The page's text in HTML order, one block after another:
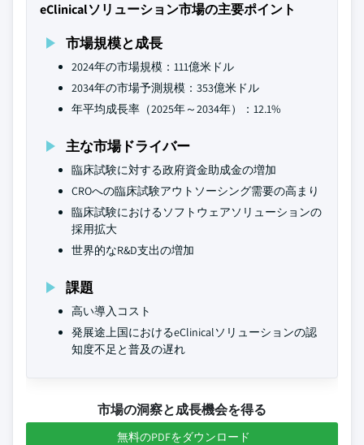
eClinicalソリューション市場の主要ポイント
市場規模と成長
2024年の市場規模：111億米ドル
2034年の市場予測規模：353億米ドル
年平均成長率（2025年～2034年）：12.1%
主な市場ドライバー
臨床試験に対する政府資金助成金の増加
CROへの臨床試験アウトソーシング需要の高まり
臨床試験におけるソフトウェアソリューションの
採用拡大
世界的なR&D支出の増加
課題
高い導入コスト
発展途上国におけるeClinicalソリューションの認
知度不足と普及の遅れ
市場の洞察と成長機会を得る
無料のPDFをダウンロード